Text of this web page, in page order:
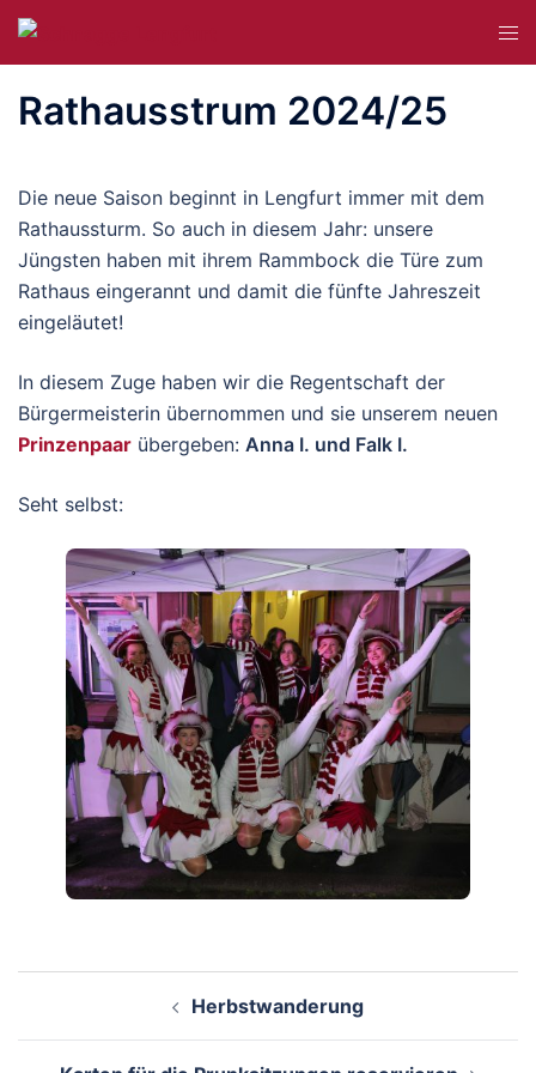
Zum
Rathausstrum 2024/25
Die neue Saison beginnt in Lengfurt immer mit dem
Rathaussturm. So auch in diesem Jahr: unsere
Jüngsten haben mit ihrem Rammbock die Türe zum
Rathaus eingerannt und damit die fünfte Jahreszeit
eingeläutet!
In diesem Zuge haben wir die Regentschaft der
Bürgermeisterin übernommen und sie unserem neuen
Prinzenpaar übergeben: Anna I. und Falk I.
Seht selbst:
Herbstwanderung